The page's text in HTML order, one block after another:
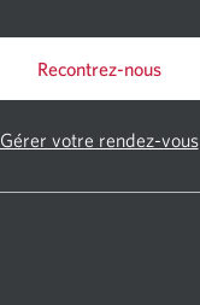
Recontrez-nous
Gérer votre rendez-vous